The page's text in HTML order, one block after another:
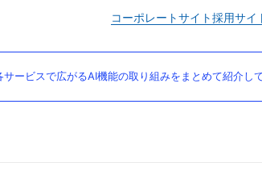
コーポレートサイト採用サイ
ービスで広がるAI機能の取り組みをまとめて紹介して